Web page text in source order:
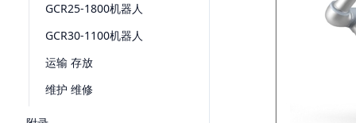
GCR25-1800机器人
GCR30-1100机器人
运输 存放
维护 维修